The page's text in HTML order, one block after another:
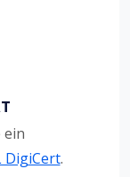
ein
DigiCert.